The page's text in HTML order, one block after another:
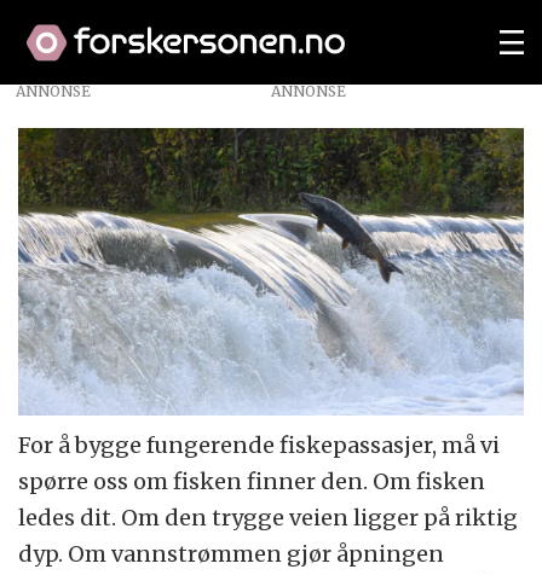
ANNONSE
For å bygge fungerende fiskepassasjer, må vi
spørre oss om fisken finner den. Om fisken
ledes dit. Om den trygge veien ligger på riktig
dyp. Om vannstrømmen gjør åpningen